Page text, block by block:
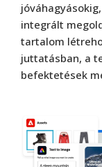
integrált
tartalom
juttatásban, a
befektetések